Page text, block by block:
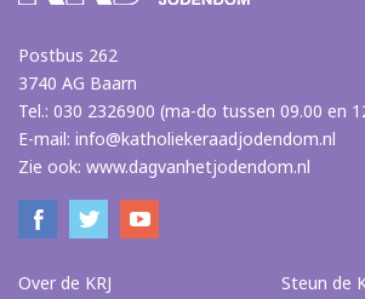
Postbus 262
3740 AG Baarn
Tel.: 030 2326900 (ma-do tussen 09.00 en
E-mail: info@katholiekeraadjodendom.nl
Zie ook: www.dagvanhetjodendom.nl
Over de KRJ
Steun de